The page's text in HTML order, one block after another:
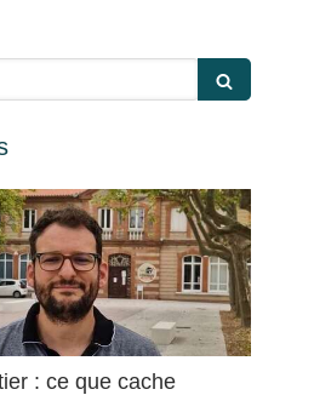
: ce que cache